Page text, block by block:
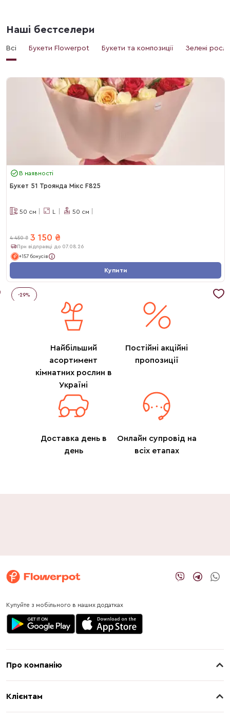
Наші бестселери
Всі Букети Flowerpot Букети та композиції Зелені
В наявності
Букет 51 Троянда Мікс F825
50 см L 50 см
4 450 ₴ 3 150 ₴
При відправці до 07.08.26
+157 бонусів
Купити
-29%
Найбільший
асортимент
кімнатних рослин в
Україні
Постійні акційні
пропозиції
Доставка день в
день
Онлайн супровід на
всіх етапах
Купуйте з мобільного в наших додатках
Про компанію
Клієнтам